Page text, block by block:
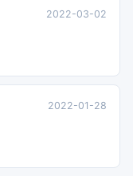
2022-03-02
2022-01-28